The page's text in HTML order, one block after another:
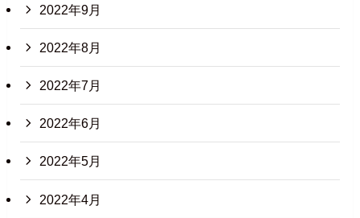
2022年9月
2022年8月
2022年7月
2022年6月
2022年5月
2022年4月